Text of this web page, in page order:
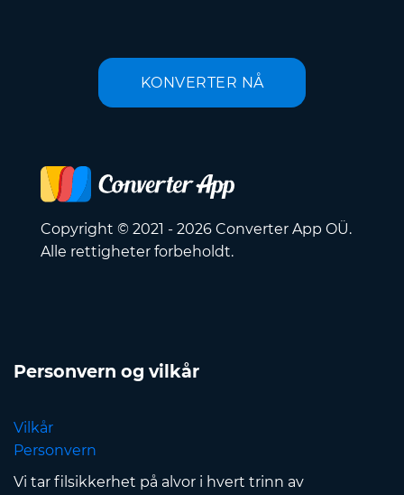
KONVERTER NÅ
Copyright © 2021 - 2026 Converter App OÜ.
Alle rettigheter forbeholdt.
Personvern og vilkår
Vilkår
Personvern
Vi tar filsikkerhet på alvor i hvert trinn av